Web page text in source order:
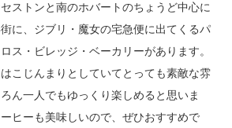
ストンと南のホバートのちょうど中心に
に、ジブリ・魔女の宅急便に出てくるパ
ス・ビレッジ・ベーカリーがあります。
こじんまりとしていてとっても素敵な雰
ん一人でもゆっくり楽しめると思いま
ヒーも美味しいので、ぜひおすすめで